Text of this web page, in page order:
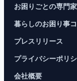
お困りごとの専門
暮らしのお困り事
プレスリリース
プライバシーポリ
会社概要